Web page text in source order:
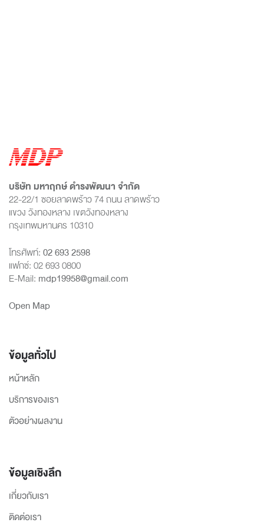
บริษัท มหาฤกษ์ ดำรงพัฒนา จำกัด
22-22/1 ซอยลาดพร้าว 74 ถนน ลาดพร้าว
แขวง วังทองหลาง เขตวังทองหลาง
กรุงเทพมหานคร 10310
โทรศัพท์:02 693 2598
แฟกซ์: 02 693 0800
E-Mail: mdp19958@gmail.com
Open Map
ข้อมูลทั่วไป
หน้าหลัก
บริการของเรา
ตัวอย่างผลงาน
ข้อมูลเชิงลึก
เกี่ยวกับเรา
ติดต่อเรา